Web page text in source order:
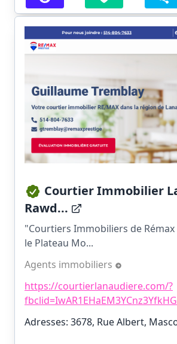
Courtier Immobilier
Rawd...
"Courtiers Immobiliers de
le Plateau Mo...
Agents immobiliers
https://courtierlanaudiere.com/?
Adresses: 3678, Rue Albert,